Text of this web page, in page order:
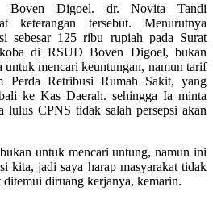
Boven Digoel. dr. Novita Tandi
keterangan tersebut. Menurutnya
sebesar 125 ribu rupiah pada Surat
di RSUD Boven Digoel, bukan
untuk mencari keuntungan, namun tarif
Perda Retribusi Rumah Sakit, yang
ke Kas Daerah. sehingga Ia minta
lulus CPNS tidak salah persepsi akan
untuk mencari untung, namun ini
kita, jadi saya harap masyarakat tidak
ditemui diruang kerjanya, kemarin.